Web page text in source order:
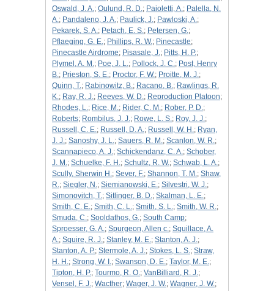
Oswald, J. A.; Oulund, R. D.; Paioletti, A.; Palella, N.
A.; Pandaleno, J. A.; Paulick, J.; Pawloski, A.;
Pekarek, S. A.; Petach, E. S.; Petersen, G.;
Pflaeging, G. E.; Phillips, R. W.; Pinecastle;
Pinecastle Airdrome; Pisasale, J.; Pitts, H. P.;
Plymel, A. M.; Poe, J. L.; Pollock, J. C.; Post, Henry
B.; Prieston, S. E.; Proctor, F. W.; Proitte, M. J.;
Quinn, T.; Rabinowitz, B.; Racano, B.; Rawlings, R.
K.; Ray, R. J.; Reeves, W. D.; Reproduction Platoon;
Rhodes, L.; Rice, M.; Rider, C. M.; Rober, P. D.;
Roberts; Rombilus, J. J.; Rowe, L. S.; Roy, J. J.;
Russell, C. E.; Russell, D. A.; Russell, W. H.; Ryan,
J. J.; Sanoshy, J. L.; Sauers, R. M.; Scanlon, W. R.;
Scannapieco, A. J.; Schickendanz, C. A.; Schober,
J. M.; Schuelke, F. H.; Schultz, R. W.; Schwab, L. A.;
Scully, Sherwin H.; Sever, F.; Shannon, T. M.; Shaw,
R.; Siegler, N.; Siemianowski, E.; Silvestri, W. J.;
Simonovitch, T.; Sitlinger, B. D.; Skalman, L. E.;
Smith, C. E.; Smith, C. L.; Smith, S. L.; Smith, W. R.;
Smuda, C.; Sooldathos, G.; South Camp;
Sproesser, G. A.; Spurgeon, Allen c.; Squillace, A.
A.; Squire, R. J.; Stanley, M. E.; Stanton, A. J.;
Stanton, A. P.; Stermole, A. J.; Stokes, L. S.; Straw,
H. H.; Strong, W. I.; Swanson, D. E.; Taylor, M. E.;
Tipton, H. P.; Tourmo, R. O.; VanBilliard, R. J.;
Vensel, F. J.; Wacther; Wager, J. W.; Wagner, J. W.;